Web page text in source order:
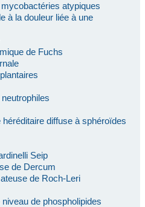
atypiques
à la douleur liée à une
de Fuchs
diffuse à sphéroïdes
Seip
de Dercum
de Roch-Leri
de phospholipides